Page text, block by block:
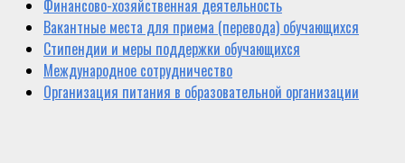
Финансово-хозяйственная деятельность
Вакантные места для приема (перевода) обучающихся
Стипендии и меры поддержки обучающихся
Международное сотрудничество
Организация питания в образовательной организации